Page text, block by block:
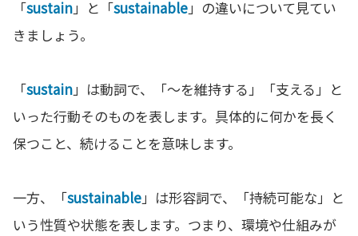
「sustain」と「sustainable」の違いについて見てい
きましょう。
「sustain」は動詞で、「〜を維持する」「支える」と
いった行動そのものを表します。具体的に何かを長く
保つこと、続けることを意味します。
一方、「sustainable」は形容詞で、「持続可能な」と
いう性質や状態を表します。つまり、環境や仕組みが